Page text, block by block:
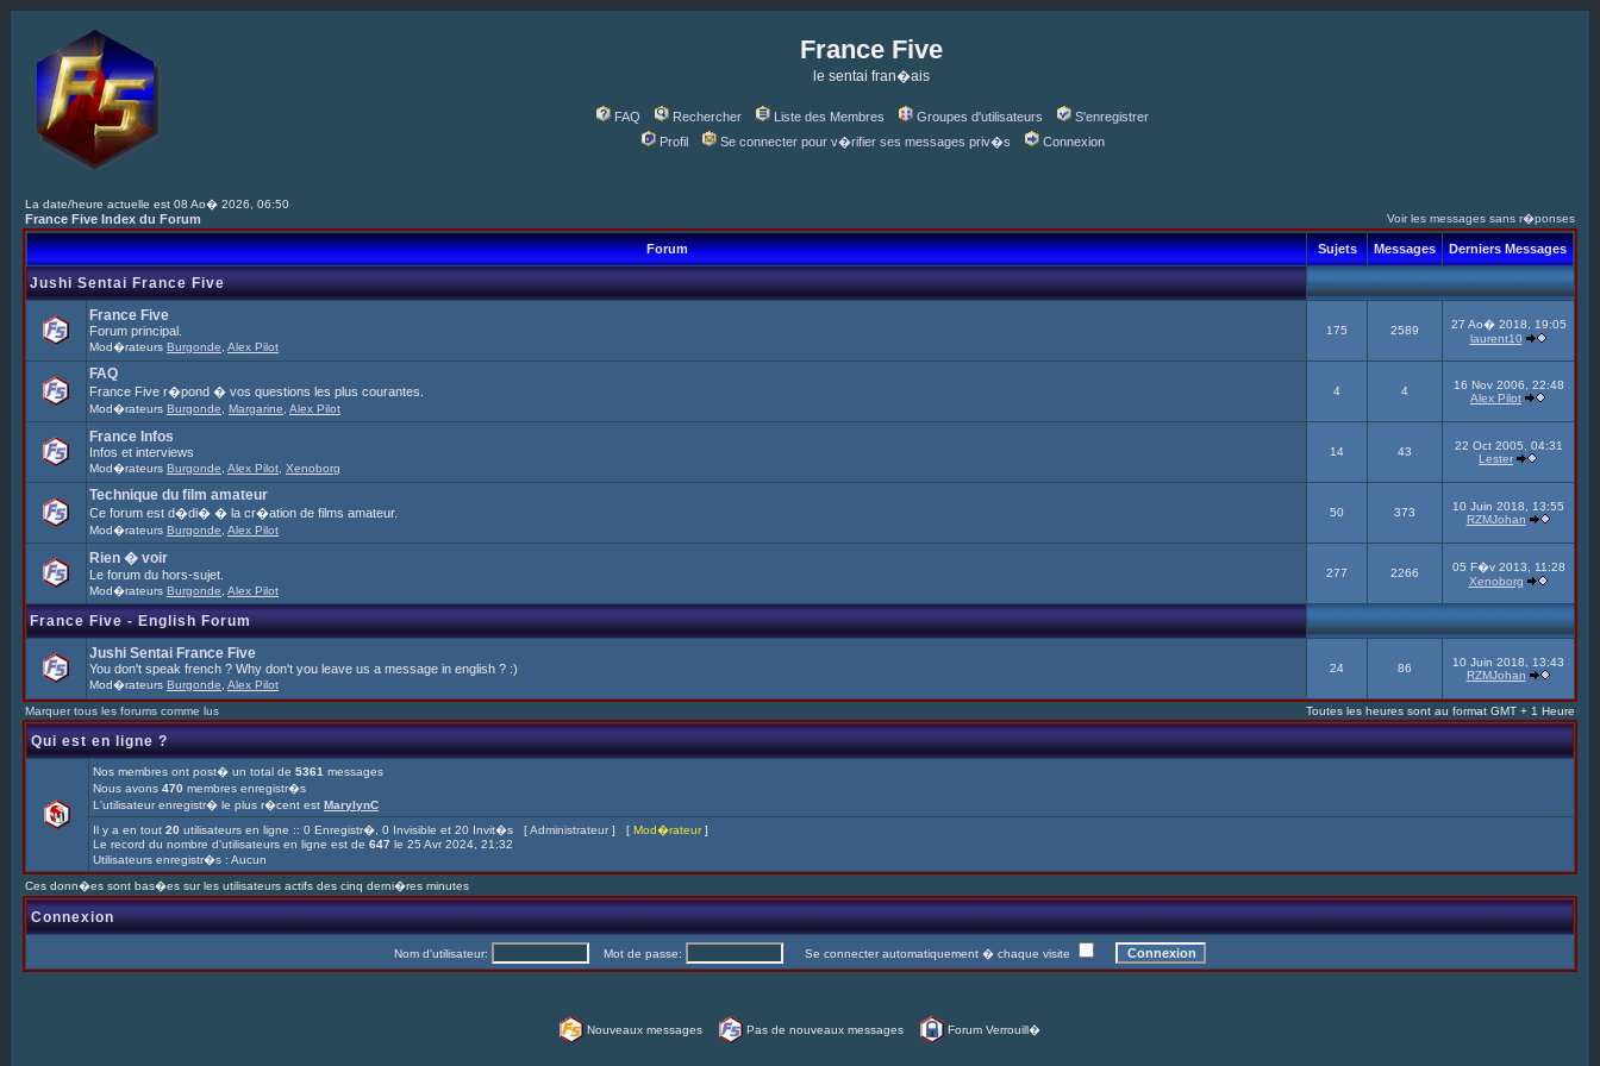
France Five
le sentai fran�ais
FAQ Rechercher Liste des Membres Groupes d'utilisateurs
S'enregistrer
Profil
Se connecter pour v�rifier ses messages priv�s Connexion
La date/heure actuelle est 08 Ao� 2026, 06:50
France Five Index du Forum Voir les messages sans r�ponses
Forum Sujets Messages Derniers Messages
Jushi Sentai France Five
France Five
Forum principal.
Mod�rateurs Burgonde Alex Pilot
175 2589
27 Ao� 2018, 19:05
laurent10
FAQ
France Five r�pond � vos questions les plus courantes.
Mod�rateurs Burgonde Margarine Alex Pilot
4 4
16 Nov 2006, 22:48
Alex Pilot
France Infos
Infos et interviews
Mod�rateurs Burgonde Alex Pilot Xenoborg
14 43
22 Oct 2005, 04:31
Lester
Technique du film amateur
Ce forum est d�di� � la cr�ation de films amateur.
Mod�rateurs Burgonde Alex Pilot
50 373
10 Juin 2018, 13:55
RZMJohan
Rien � voir
Le forum du hors-sujet.
Mod�rateurs Burgonde Alex Pilot
277 2266
05 F�v 2013, 11:28
Xenoborg
France Five - English Forum
Jushi Sentai France Five
You don't speak french ? Why don't you leave us a message in english ? :)
Mod�rateurs Burgonde Alex Pilot
24 86
10 Juin 2018, 13:43
RZMJohan
Marquer tous les forums comme lus Toutes les heures sont au format GMT + 1 Heure
Qui est en ligne ?
Nos membres ont post� un total de 5361 messages
Nous avons 470 membres enregistr�s
L'utilisateur enregistr� le plus r�cent est MarylynC
Il y a en tout 20 utilisateurs en ligne :: 0 Enregistr�, 0 Invisible et 20 Invit�s [Administrateur] [ Mod�rateur]
Le record du nombre d'utilisateurs en ligne est de 647 le 25 Avr 2024, 21:32
Utilisateurs enregistr�s : Aucun
Ces donn�es sont bas�es sur les utilisateurs actifs des cinq derni�res minutes
Connexion
Nom d'utilisateur: Mot de passe: Se connecter automatiquement � chaque visite
Nouveaux messages Pas de nouveaux messages Forum Verrouill�